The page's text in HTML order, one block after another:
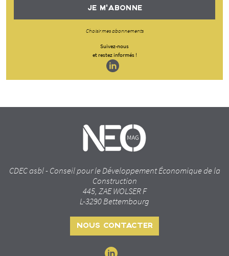
JE M'ABONNE
Choisir mes abonnements
Suivez-nous
et restez informés !
CDEC asbl - Conseil pour le Développement Économique de la
Construction
445, ZAE WOLSER F
L-3290 Bettembourg
NOUS CONTACTER